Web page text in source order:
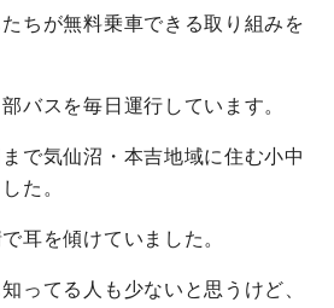
ちが無料乗車できる取り組みを
バスを毎日運行しています。
で気仙沼・本吉地域に住む小中
た。
耳を傾けていました。
ってる人も少ないと思うけど、